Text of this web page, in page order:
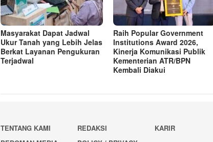
Masyarakat Dapat Jadwal
Ukur Tanah yang Lebih Jelas
Berkat Layanan Pengukuran
Terjadwal
Raih Popular Government
Institutions Award 2026,
Kinerja Komunikasi Publik
Kementerian ATR/BPN
Kembali Diakui
TENTANG KAMI REDAKSI
KARIR